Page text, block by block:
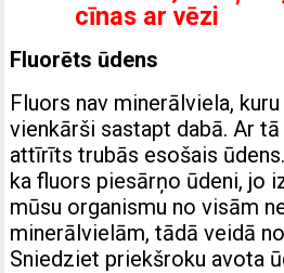
cīnas ar vēzi
Fluorēts ūdens
Fluors nav minerālviela,
vienkārši sastapt dabā. Ar
attīrīts trubās esošais
ka fluors piesārņo ūdeni, jo
mūsu organismu no visām
minerālvielām, tādā veidā
Sniedziet priekšroku avota